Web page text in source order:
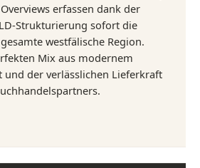
erfassen dank der
Strukturierung sofort die
westfälische Region.
Mix aus modernem
und der verlässlichen Lieferkraft